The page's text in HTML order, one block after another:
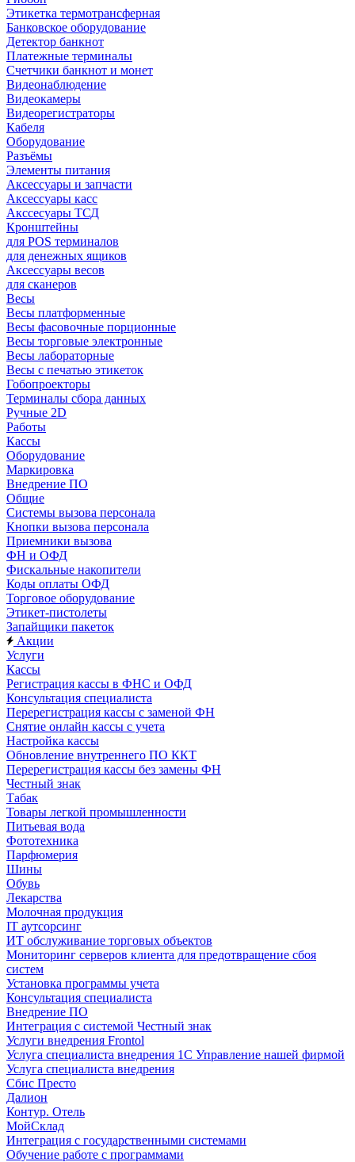
Этикетка термотрансферная
Банковское оборудование
Детектор банкнот
Платежные терминалы
Счетчики банкнот и монет
Видеонаблюдение
Видеокамеры
Видеорегистраторы
Кабеля
Оборудование
Разъёмы
Элементы питания
Аксессуары и запчасти
Аксессуары касс
Акссесуары ТСД
Кронштейны
для POS терминалов
для денежных ящиков
Аксессуары весов
для сканеров
Весы
Весы платформенные
Весы фасовочные порционные
Весы торговые электронные
Весы лабораторные
Весы с печатью этикеток
Гобопроекторы
Терминалы сбора данных
Ручные 2D
Работы
Кассы
Оборудование
Маркировка
Внедрение ПО
Общие
Системы вызова персонала
Кнопки вызова персонала
Приемники вызова
ФН и ОФД
Фискальные накопители
Коды оплаты ОФД
Торговое оборудование
Этикет-пистолеты
Запайщики пакеток
Акции
Услуги
Кассы
Регистрация кассы в ФНС и ОФД
Консультация специалиста
Перерегистрация кассы с заменой ФН
Снятие онлайн кассы с учета
Настройка кассы
Обновление внутреннего ПО ККТ
Перерегистрация кассы без замены ФН
Честный знак
Табак
Товары легкой промышленности
Питьевая вода
Фототехника
Парфюмерия
Шины
Обувь
Лекарства
Молочная продукция
IT аутсорсинг
ИТ обслуживание торговых объектов
Мониторинг серверов клиента для предотвращение сбоя
систем
Установка программы учета
Консультация специалиста
Внедрение ПО
Интеграция с системой Честный знак
Услуги внедрения Frontol
Услуга специалиста внедрения 1С Управление нашей фирмой
Услуга специалиста внедрения
Сбис Престо
Далион
Контур. Отель
МойСклад
Интеграция с государственными системами
Обучение работе с программами